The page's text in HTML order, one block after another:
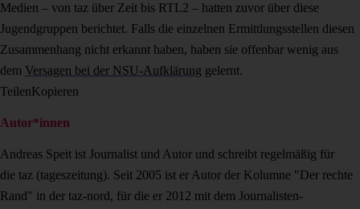
Medien – von taz über Zeit bis RTL2 – hatten zuvor über diese
Jugendgruppen berichtet. Falls die einzelnen Ermittlungsstellen diesen
Zusammenhang nicht erkannt haben, haben sie offenbar wenig aus
dem Versagen bei der NSU-Aufklärung gelernt.
TeilenKopieren
Autor*innen
Andreas Speit ist Journalist und Autor und schreibt regelmäßig für
die taz (tageszeitung). Seit 2005 ist er Autor der Kolumne "Der rechte
Rand" in der taz-nord, für die er 2012 mit dem Journalisten-